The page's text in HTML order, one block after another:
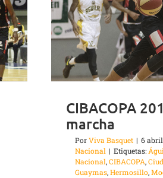
CIBACOPA
marcha
PorViva Basquet | 6
Nacional | Etiquetas:
Nacional,CIBACOPA,
Guaymas,Hermosillo,